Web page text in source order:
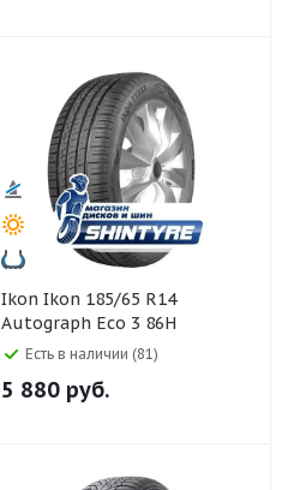
Ikon Ikon 185/65 R14
Autograph Eco 3 86H
Есть в наличии (81)
5 880 руб.